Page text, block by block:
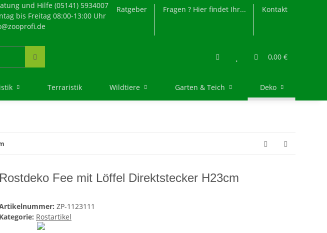
Ratgeber Fragen ? Hier findet Ihr... Kontakt
und Hilfe (05141) 5934007
bis Freitag 08:00-13:00 Uhr
0,00 €
Terraristik Wildtiere Garten & Teich Deko
Rostdeko Fee mit Löffel Direktstecker H23cm
ZP-1123111
Kategorie: Rostartikel